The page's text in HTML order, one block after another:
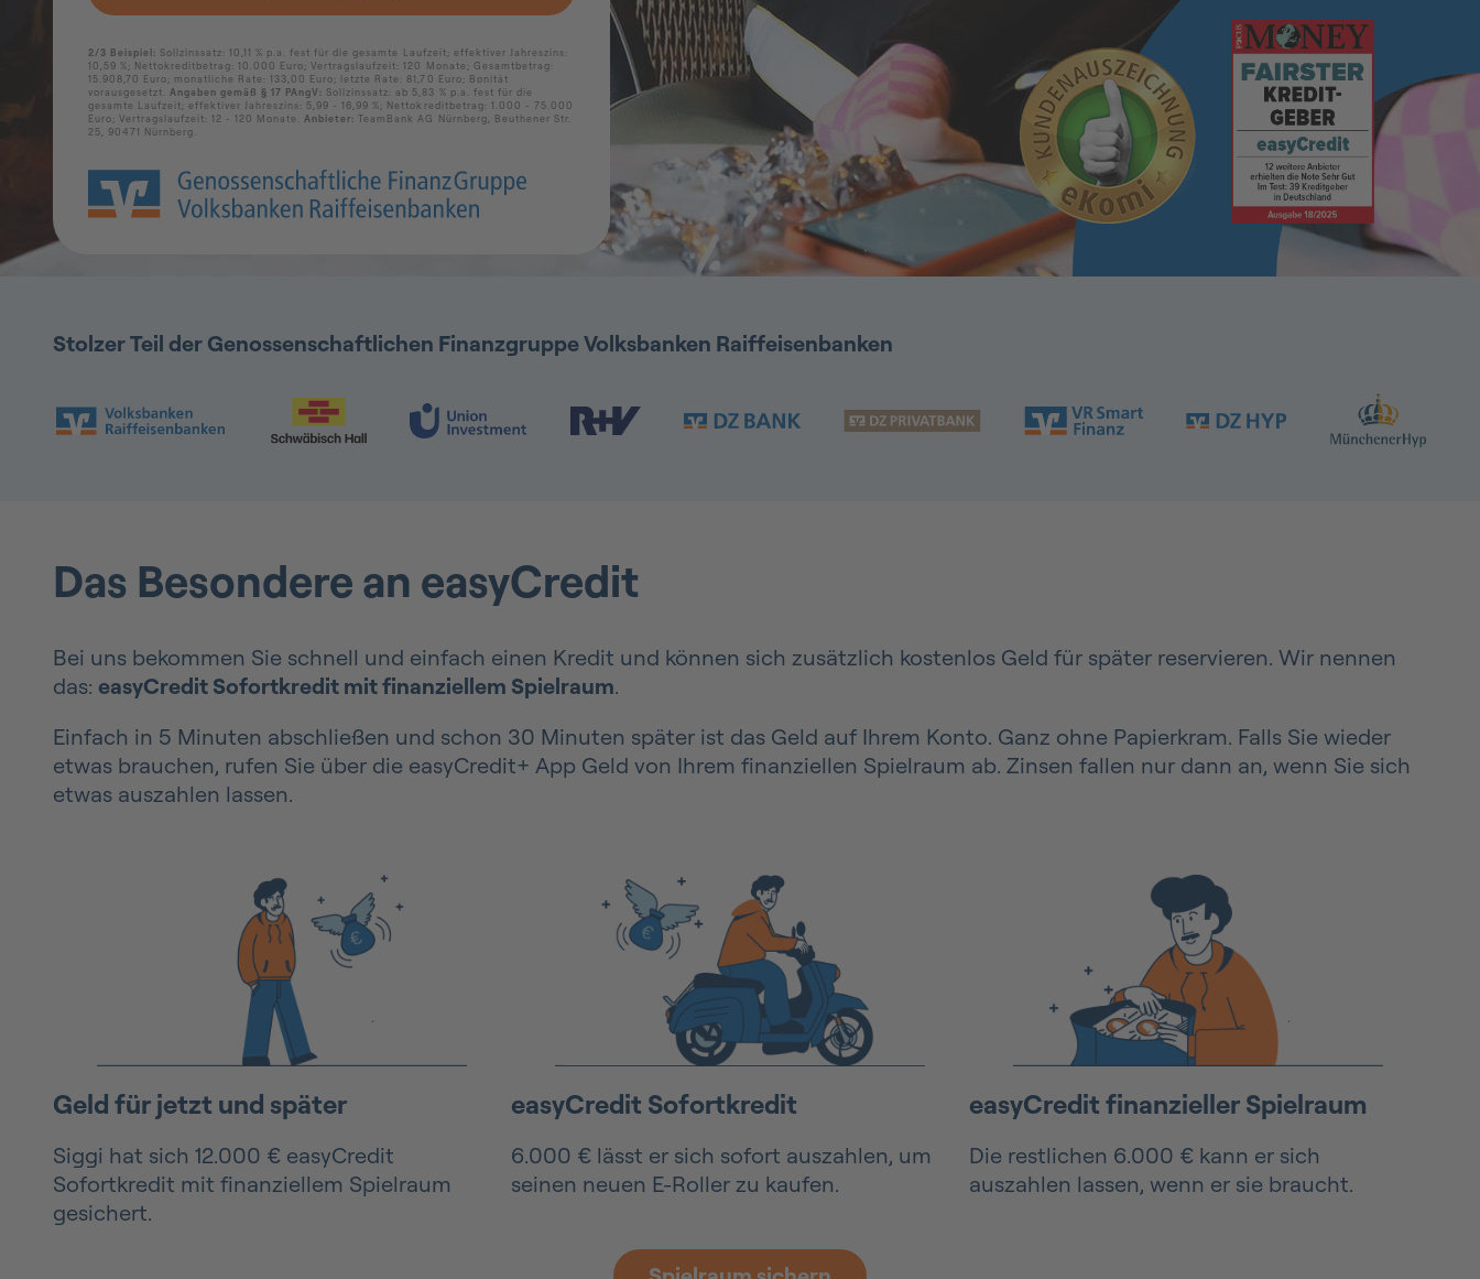
Stolzer Teil der Genossenschaftlichen Finanzgruppe Volksbanken Raiffeisenbanken
Das Besondere an easyCredit
Bei uns bekommen Sie schnell und einfach einen Kredit und können sich zusätzlich kostenlos Geld für später reservieren. Wir nennen
das: easyCredit Sofortkredit mit finanziellem Spielraum.
Einfach in 5 Minuten abschließen und schon 30 Minuten später ist das Geld auf Ihrem Konto. Ganz ohne Papierkram. Falls Sie wieder
etwas brauchen, rufen Sie über die easyCredit+ App Geld von Ihrem finanziellen Spielraum ab. Zinsen fallen nur dann an, wenn Sie sich
etwas auszahlen lassen.
Geld für jetzt und später
Siggi hat sich 12.000 € easyCredit
Sofortkredit mit finanziellem Spielraum
gesichert.
easyCredit Sofortkredit
6.000 € lässt er sich sofort auszahlen, um
seinen neuen E-Roller zu kaufen.
easyCredit finanzieller Spielraum
Die restlichen 6.000 € kann er sich
auszahlen lassen, wenn er sie braucht.